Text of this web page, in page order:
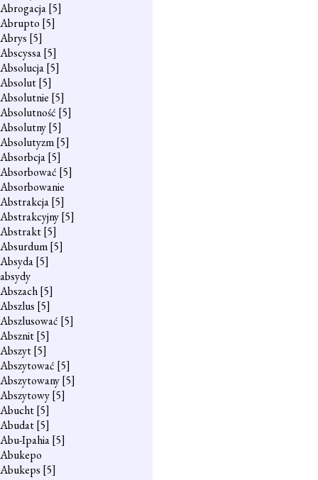
Abrogacja[5]
Abrupto [5]
Abrys [5]
Abscyssa[5]
Absolucja[5]
Absolut[5]
Absolutnie [5]
Absolutność [5]
Absolutny[5]
Absolutyzm[5]
Absorbcja[5]
Absorbować [5]
Absorbowanie
Abstrakcja[5]
Abstrakcyjny[5]
Abstrakt[5]
Absurdum[5]
Absyda[5]
absydy
Abszach[5]
Abszlus [5]
Abszlusować [5]
Absznit[5]
Abszyt[5]
Abszytować [5]
Abszytowany[5]
Abszytowy[5]
Abucht[5]
Abudat[5]
Abu-Ipahia[5]
Abukepo
Abukeps [5]